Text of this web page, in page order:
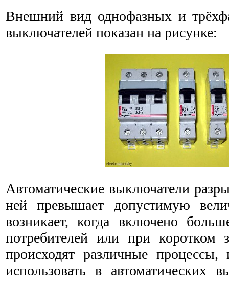
Внешний вид однофазных и
выключателей показан на рисунке:
Автоматические выключатели
ней превышает допустимую
возникает, когда включено
потребителей или при коротком
происходят различные процессы,
использовать в автоматических